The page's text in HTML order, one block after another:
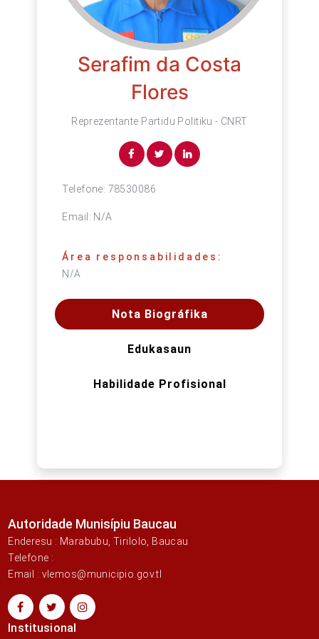
Serafim da Costa
Flores
Reprezentante Partidu Politiku - CNRT
Telefone: 78530086
Email: N/A
Área responsabilidades:
N/A
Nota Biográfika
Edukasaun
Habilidade Profisional
Autoridade Munisípiu Baucau
Enderesu : Marabubu, Tirilolo, Baucau
Telefone :
Email : vlemos@municipio.gov.tl
Institusional